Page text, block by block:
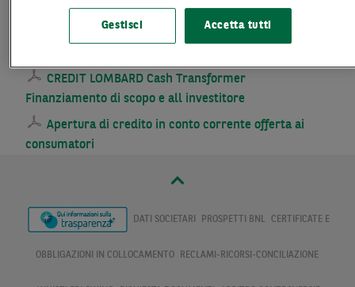
Integralmente Garantita da Pegno Cash Trasformer
Finanziamenti BT (non rateali) in euro e valuta
CREDIT LOMBARD Cash Transformer
Finanziamento di scopo e all investitore
Apertura di credito in conto corrente offerta ai
consumatori
DATI SOCIETARI PROSPETTI BNL CERTIFICATE E
OBBLIGAZIONI IN COLLOCAMENTO RECLAMI-RICORSI-CONCILIAZIONE
Gestisci Accetta tutti